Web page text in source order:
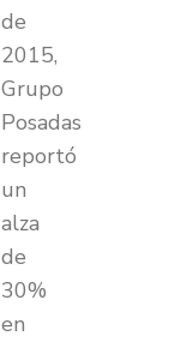
de
2015,
Grupo
Posadas
reportó
un
alza
de
30%
en